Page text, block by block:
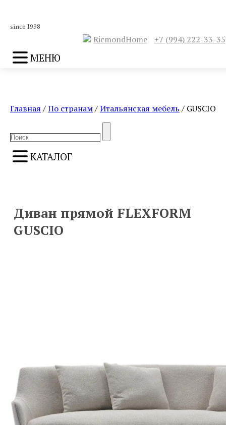
since 1998
RicmondHome +7 (994) 222-33-35
МЕНЮ
Главная /По странам/Итальянская мебель / GUSCIO
for:
КАТАЛОГ
Диван прямой FLEXFORM
GUSCIO